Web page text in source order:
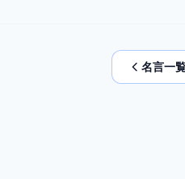
名言一